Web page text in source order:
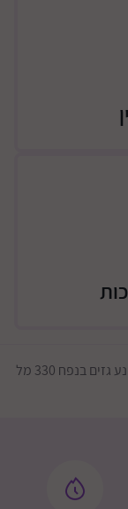
נוחה
נוח מאוד
בשלב
בקבוק חדשני ומונע גזים בנפח 330 מל